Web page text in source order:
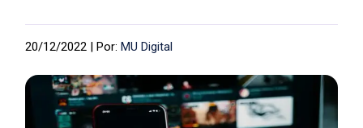
20/12/2022 | Por: MU Digital